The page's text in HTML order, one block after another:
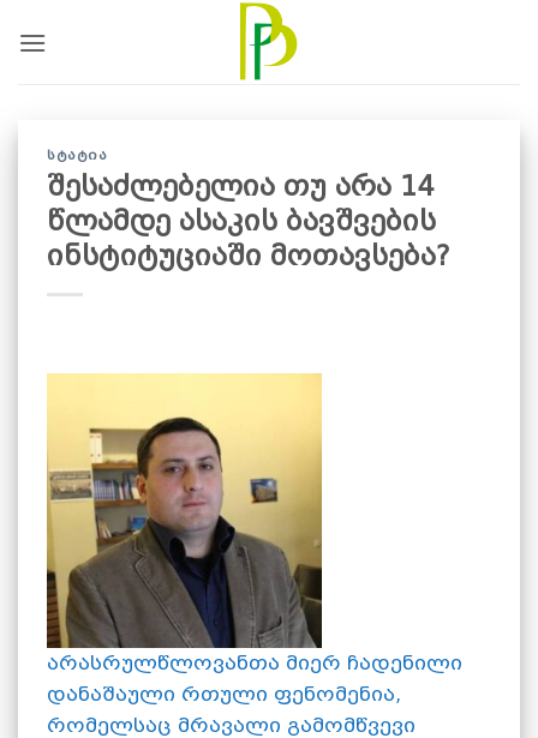
ᲡᲢᲐᲢᲘᲐ
შესაძლებელია თუ არა 14
წლამდე ასაკის ბავშვების
ინსტიტუციაში მოთავსება?
არასრულწლოვანთა მიერ ჩადენილი
დანაშაული რთული ფენომენია,
რომელსაც მრავალი გამომწვევი